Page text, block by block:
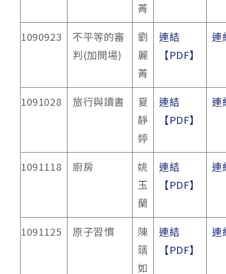
菁
1090923
不平等的審
判(加開場)
劉
麗
菁
連結
【PDF】
連
1091028 旅行與讀書
夏
靜
婷
連結
【PDF】
連
1091118 廚房
姚
玉
蘭
連結
【PDF】
連
1091125 原子習慣
陳
𥴰
如
連結
【PDF】
連